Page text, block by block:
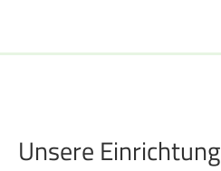
Unsere Einrichtung